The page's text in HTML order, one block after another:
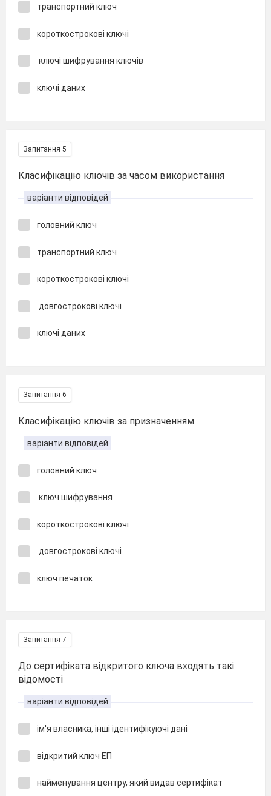
транспортний ключ
короткострокові ключі
ключі шифрування ключів
ключі даних
Запитання 5
Класифікацію ключів за часом використання
варіанти відповідей
головний ключ
транспортний ключ
короткострокові ключі
довгострокові ключі
ключі даних
Запитання 6
Класифікацію ключів за призначенням
варіанти відповідей
головний ключ
ключ шифрування
короткострокові ключі
довгострокові ключі
ключ печаток
Запитання 7
До сертифіката відкритого ключа входять такі
відомості
варіанти відповідей
ім'я власника, інші ідентифікуючі дані
відкритий ключ ЕП
найменування центру, який видав сертифікат